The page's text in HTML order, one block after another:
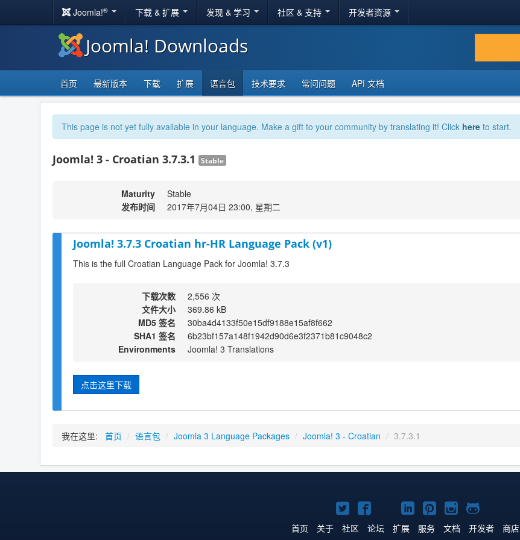
Joomla!® 下载 & 扩展 发现 & 学习 社区 & 支持 开发者资源
Joomla! Downloads
首页 最新版本 下载 扩展 语言包 技术要求 常问问题 API 文档
This page is not yet fully available in your language. Make a gift to your community by translating it! Click here to start.
Joomla! 3 - Croatian 3.7.3.1 Stable
Maturity
Stable
发布时间
2017年7月04日 23:00, 星期二
Joomla! 3.7.3 Croatian hr-HR Language Pack (v1)
This is the full Croatian Language Pack for Joomla! 3.7.3
下载次数
2,556 次
文件大小
369.86 kB
MD5 签名
30ba4d4133f50e15df9188e15af8f662
SHA1 签名
6b23bf157a148f1942d90d6e3f2371b81c9048c2
Environments
Joomla! 3 Translations
点击这里下载
我在这里: 首页 / 语言包 / Joomla 3 Language Packages / Joomla! 3 - Croatian / 3.7.3.1
Twitter
主
Facebook
主
YouTube
主
LinkedIn
主
Pinterest
主
Instagram
主
GitHub
主
首页 关于 社区 论坛 扩展 服务 文档 开发者 商店